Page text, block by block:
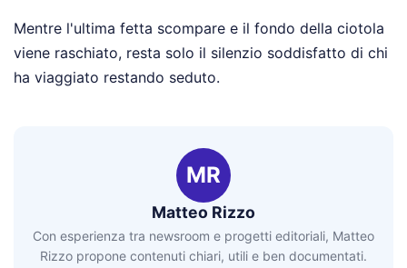
Mentre l'ultima fetta scompare e il fondo della ciotola
viene raschiato, resta solo il silenzio soddisfatto di chi
ha viaggiato restando seduto.
MR
Matteo Rizzo
Con esperienza tra newsroom e progetti editoriali, Matteo
Rizzo propone contenuti chiari, utili e ben documentati.